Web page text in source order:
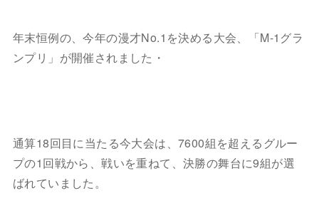
年末恒例の、今年の漫才No.1を決める大会、「M-1グラ
ンプリ」が開催されました・
通算18回目に当たる今大会は、7600組を超えるグルー
プの1回戦から、戦いを重ねて、決勝の舞台に9組が選
ばれていました。